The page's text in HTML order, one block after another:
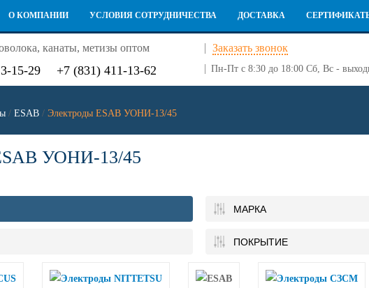
О КОМПАНИИ УСЛОВИЯ СОТРУДНИЧЕСТВА ДОСТАВКА
канаты, метизы оптом Заказать звонок
15-29 +7 (831) 411-13-62 Пн-Пт с 8:30 до 18:00 Сб, Вс -
/ ESAB / Электроды ESAB УОНИ-13/45
УОНИ-13/45
МАРКА
ПОКРЫТИЕ